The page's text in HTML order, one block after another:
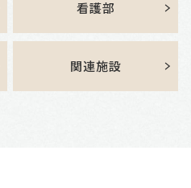
看護部
関連施設